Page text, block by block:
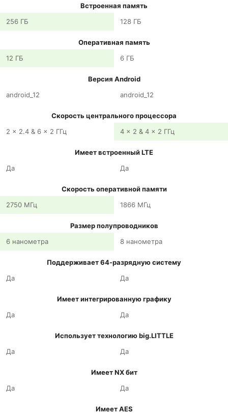
Встроенная память
256 ГБ
128 ГБ
Оперативная память
12 ГБ
6 ГБ
Версия Android
android_12
android_12
Скорость центрального процессора
2 x 2.4 & 6 x 2 ГГц
4 x 2 & 4 x 2 ГГц
Имеет встроенный LTE
Да
Да
Скорость оперативной памяти
2750 МГц
1866 МГц
Размер полупроводников
6 нанометра
8 нанометра
Поддерживает 64-разрядную систему
Да
Да
Имеет интегрированную графику
Да
Да
Использует технологию big.LITTLE
Да
Да
Имеет NX бит
Да
Да
Имеет AES